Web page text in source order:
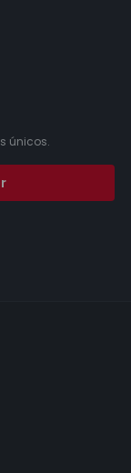
únicos.